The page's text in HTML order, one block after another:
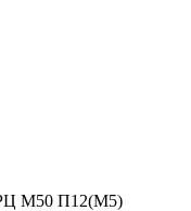
М50 П12(М5)